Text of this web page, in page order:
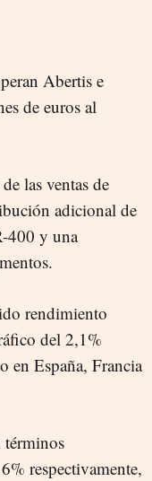
Abertis e
de euros al
las ventas de
adicional de
400 y una
rendimiento
del 2,1%
en España, Francia
términos
respectivamente,